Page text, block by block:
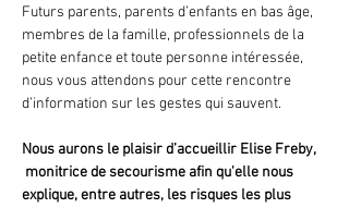
Futurs parents, parents d’enfants en bas âge,
membres de la famille, professionnels de la
petite enfance et toute personne intéressée,
nous vous attendons pour cette rencontre
d’information sur les gestes qui sauvent.
Nous aurons le plaisir d’accueillir Elise Freby,
monitrice de secourisme afin qu'elle nous
explique, entre autres, les risques les plus